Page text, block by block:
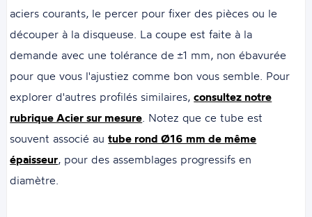
aciers courants, le percer pour fixer des pièces ou le
découper à la disqueuse. La coupe est faite à la
demande avec une tolérance de ±1 mm, non ébavurée
pour que vous l'ajustiez comme bon vous semble. Pour
explorer d'autres profilés similaires,consultez notre
rubrique Acier sur mesure . Notez que ce tube est
souvent associé autube rond Ø16 mm de même
épaisseur, pour des assemblages progressifs en
diamètre.